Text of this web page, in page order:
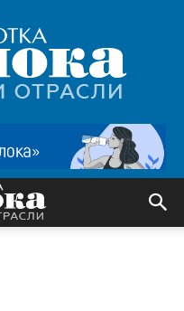
Переработка
молока
|
Новости